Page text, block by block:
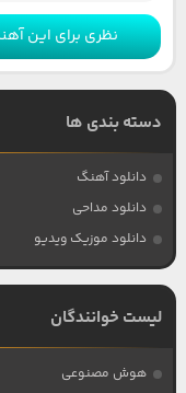
نظری برای این
دسته بندی ها
دانلود آهنگ
دانلود مداحی
دانلود موزیک ویدیو
لیست خوانندگان
هوش مصنوعی